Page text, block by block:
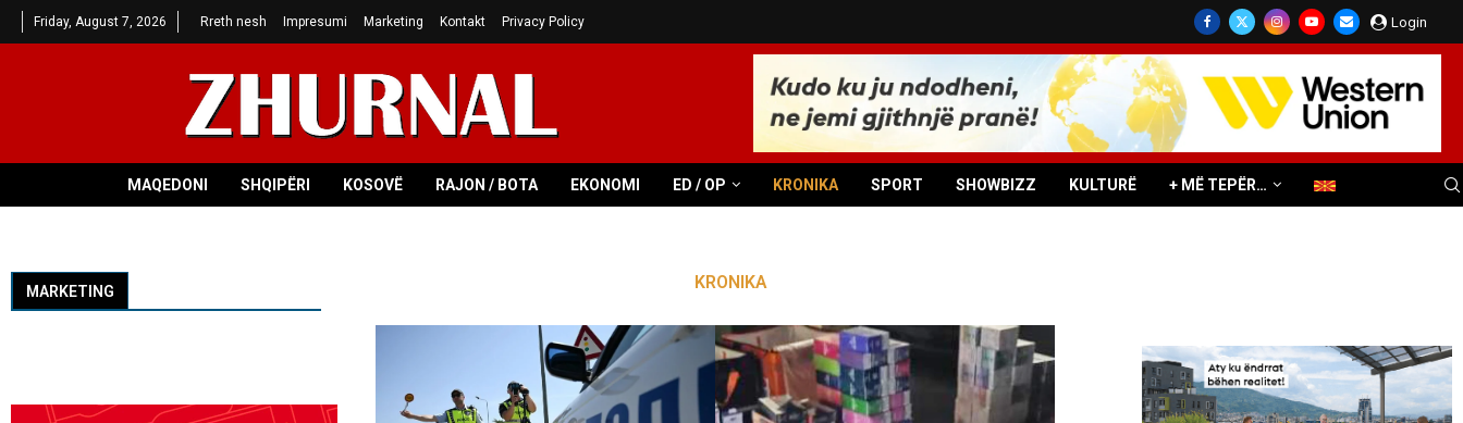
Friday, August 7, 2026 Rreth nesh Impresumi Marketing Kontakt Privacy Policy Login
MAQEDONI SHQIPËRI KOSOVË RAJON / BOTA EKONOMI ED / OP KRONIKA SPORT SHOWBIZZ KULTURË + MË TEPËR…
KRONIKA
MARKETING